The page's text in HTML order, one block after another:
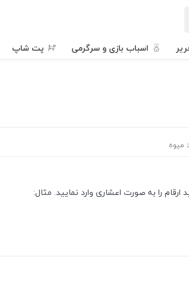
اسباب بازی و سرگرمی پت شاپ
میوه
را به صورت اعشاری وارد نمایید. مثال: